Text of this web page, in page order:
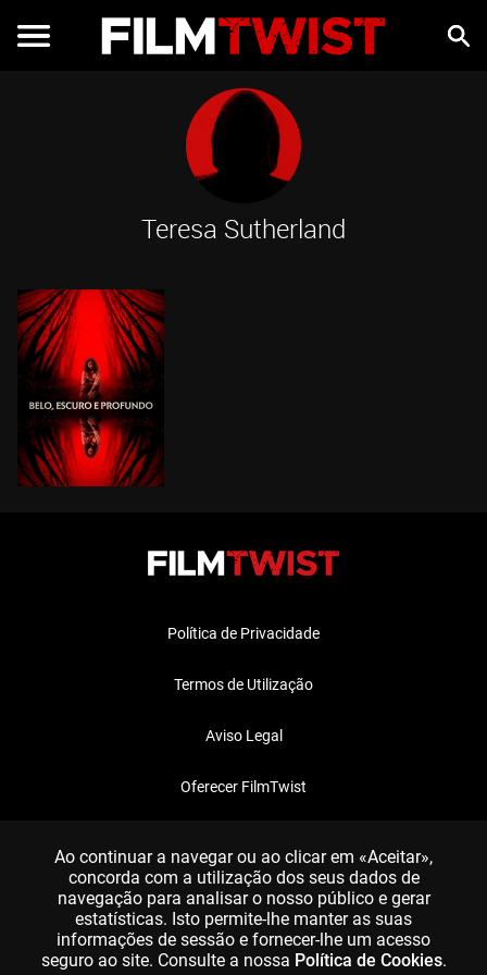
Teresa Sutherland
Política de Privacidade
Termos de Utilização
Aviso Legal
Oferecer FilmTwist
Ao continuar a navegar ou ao clicar em «Aceitar»,
concorda com a utilização dos seus dados de
navegação para analisar o nosso público e gerar
estatísticas. Isto permite-lhe manter as suas
informações de sessão e fornecer-lhe um acesso
seguro ao site. Consulte a nossa Política de Cookies.